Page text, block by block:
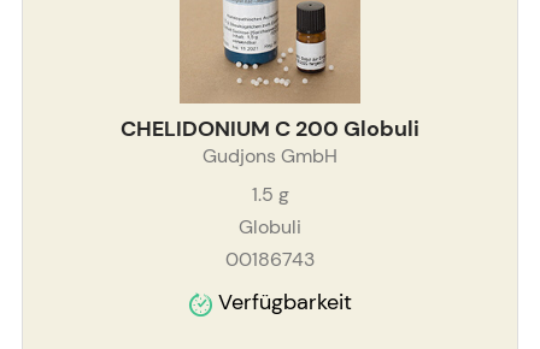
CHELIDONIUM C 200 Globuli
Gudjons GmbH
1.5 g
Globuli
00186743
Verfügbarkeit